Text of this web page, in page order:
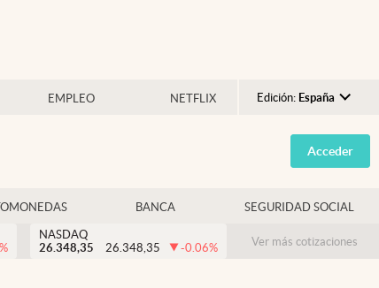
EMPLEO NETFLIX Edición: España
Argentina
España
USA
Colombia
Acceder
BANCA SEGURIDAD SOCIAL
%
NASDAQ
26.348,35
26.348,35 -0.06% Ver más cotizaciones